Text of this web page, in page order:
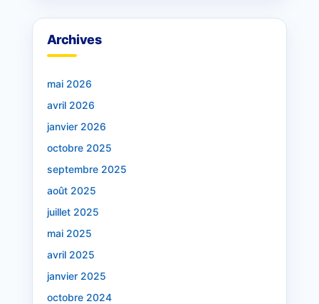
Archives
mai 2026
avril 2026
janvier 2026
octobre 2025
septembre 2025
août 2025
juillet 2025
mai 2025
avril 2025
janvier 2025
octobre 2024